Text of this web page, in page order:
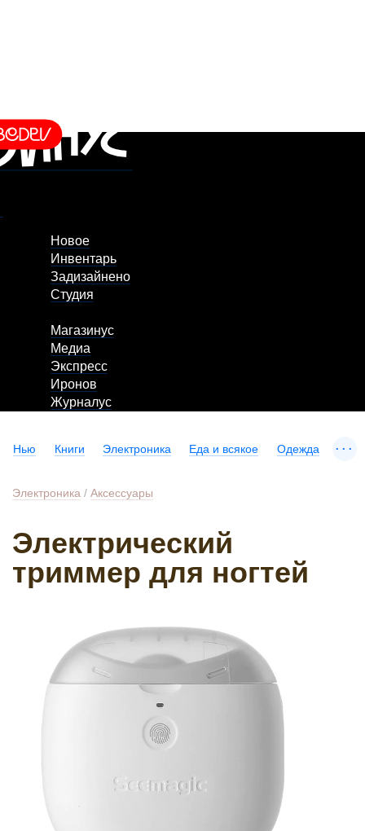
Новое
Инвентарь
Задизайнено
Студия
Магазинус
Медиа
Экспресс
Иронов
Журналус
Нью Книги Электроника Еда и всякое Одежда ...
Электроника / Аксессуары
Электрический
триммер для ногтей